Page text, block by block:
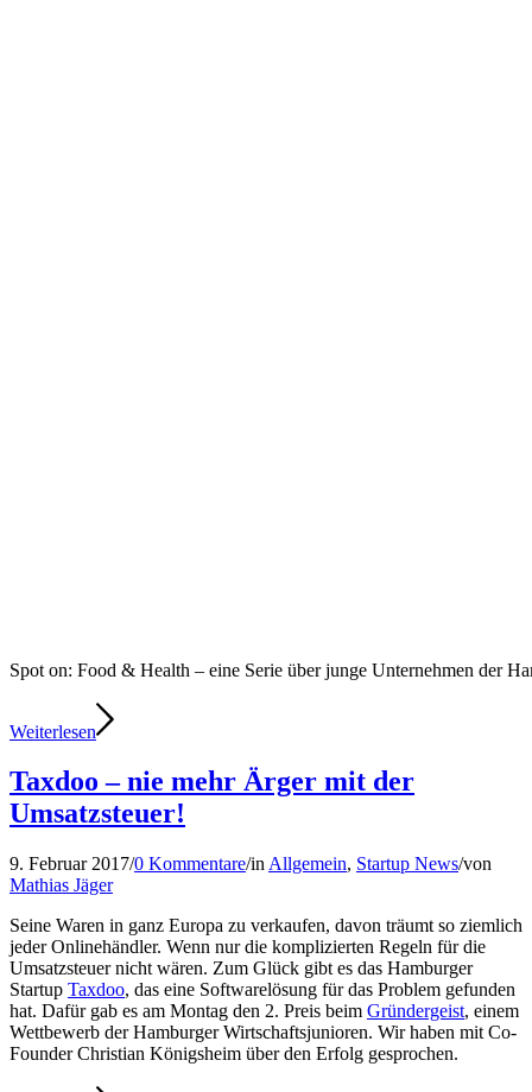
Spot on: Food & Health – eine Serie über junge Unternehmen der
Weiterlesen
Taxdoo – nie mehr Ärger mit der
Umsatzsteuer!
9. Februar 2017/0 Kommentare/in Allgemein, Startup News/von
Mathias Jäger
Seine Waren in ganz Europa zu verkaufen, davon träumt so ziemlich
jeder Onlinehändler. Wenn nur die komplizierten Regeln für die
Umsatzsteuer nicht wären. Zum Glück gibt es das Hamburger
Startup Taxdoo, das eine Softwarelösung für das Problem gefunden
hat. Dafür gab es am Montag den 2. Preis beim Gründergeist, einem
Wettbewerb der Hamburger Wirtschaftsjunioren. Wir haben mit Co-
Founder Christian Königsheim über den Erfolg gesprochen.